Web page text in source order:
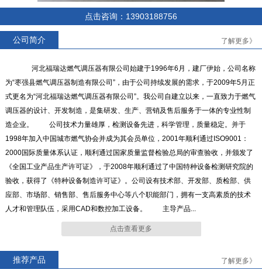
点击咨询：13903188756
公司简介 了解更多》
河北福瑞达燃气调压器有限公司始建于1996年6月，建厂伊始，公司名称
为“枣强县燃气调压器制造有限公司”，由于公司持续发展的需求，于2009年5月正
式更名为“河北福瑞达燃气调压器有限公司”。我公司自建立以来，一直致力于燃气
调压器的设计、开发制造，是集研发、生产、营销及售后服务于一体的专业性制
造企业。 公司技术力量雄厚，检测设备先进，科学管理，质量稳定。并于
1998年加入中国城市燃气协会并成为其会员单位，2001年顺利通过ISO9001：
2000国际质量体系认证，顺利通过国家质量监督检验总局的审查验收，并颁发了
《全国工业产品生产许可证》，于2008年顺利通过了中国特种设备检测研究院的
验收，获得了《特种设备制造许可证》。公司设有技术部、开发部、质检部、供
应部、市场部、销售部、售后服务中心等八个职能部门，拥有一支高素质的技术
人才和管理队伍，采用CAD和数控加工设备。 主导产品...
点击查看更多
推荐产品 了解更多》
RTZ-*/0.4D系列燃气调压器
RTZ-*/4.0-*G系列燃气调压器 RTZ-15/0.4中压进户表前调压
器
RTZ-*/0.4FQ系列燃气调压器 RTZ-*/0.4-*A系列燃气调压器